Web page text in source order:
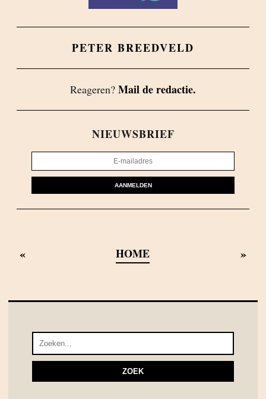
PETER BREEDVELD
Reageren? Mail de redactie.
NIEUWSBRIEF
AANMELDEN
« HOME »